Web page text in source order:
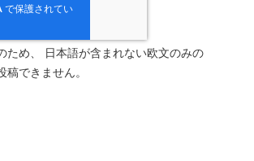
ため、 日本語が含まれない欧文のみの
稿できません。